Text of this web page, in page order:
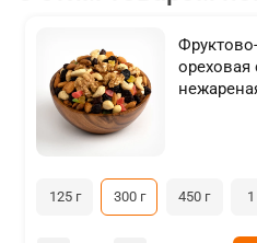
Фруктово-
ореховая
125 г 300 г 450 г